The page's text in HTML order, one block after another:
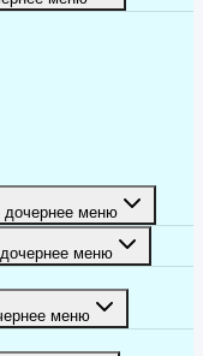
дочернее меню
меню
меню